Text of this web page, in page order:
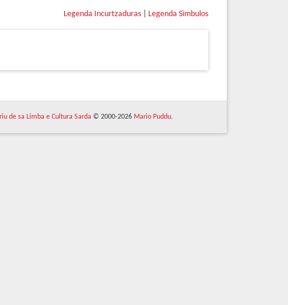
Legenda Incurtzaduras Legenda Sìmbulos
de sa Limba e Cultura Sarda © 2000-2026 Mario Puddu.